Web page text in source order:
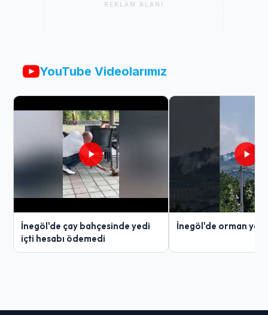
REKLAM ALANI
YouTube Videolarımız
İnegöl'de çay bahçesinde yedi
içti hesabı ödemedi
İnegöl'de orman